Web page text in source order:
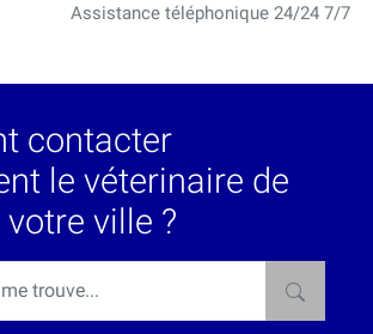
Assistance téléphonique 24/24 7/7
contacter
le véterinaire de
ville ?